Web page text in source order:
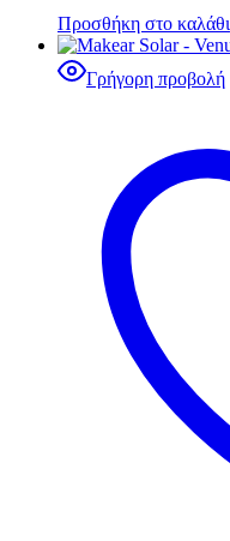
Προσθήκη στο καλάθι
Γρήγορη προβολή